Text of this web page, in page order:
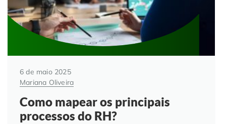
6 de maio 2025
Mariana Oliveira
Como mapear os principais
processos do RH?